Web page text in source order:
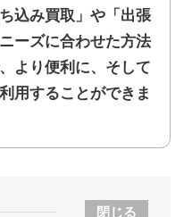
込み買取」や「出張
ーズに合わせた方法
より便利に、そして
用することができま
閉じる